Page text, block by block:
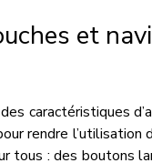
et
caractéristiques
rendre l’utilisation
tous : des boutons